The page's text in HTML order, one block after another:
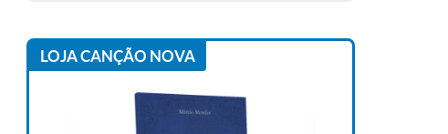
LOJA CANÇÃO NOVA